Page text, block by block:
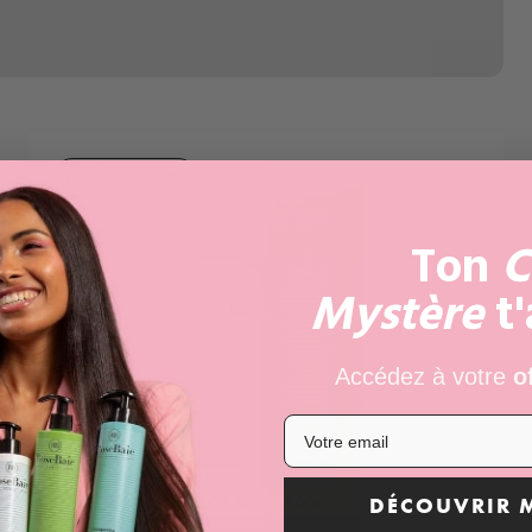
Ton
Mystère
Accédez à votre
DÉCOUVRIR